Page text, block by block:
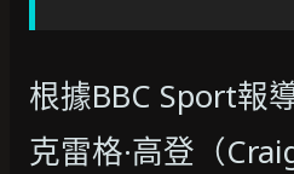
根據BBC Sport報
克雷格·高登（